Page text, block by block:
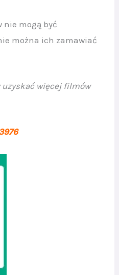
nie mogą być
można ich zamawiać
uzyskać więcej filmów